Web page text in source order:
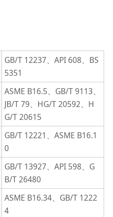
GB/T 12237、API 608、BS
5351
ASME B16.5、GB/T 9113、
JB/T 79、HG/T 20592、H
G/T 20615
GB/T 12221、ASME B16.1
0
GB/T 13927、API 598、G
B/T 26480
ASME B16.34、GB/T 1222
4